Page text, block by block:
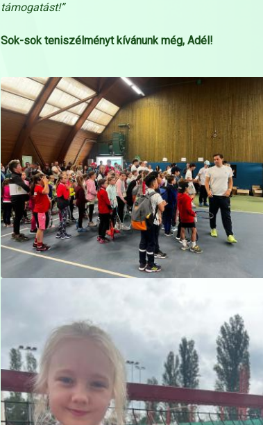
támogatást!”
Sok-sok teniszélményt kívánunk még, Adél!